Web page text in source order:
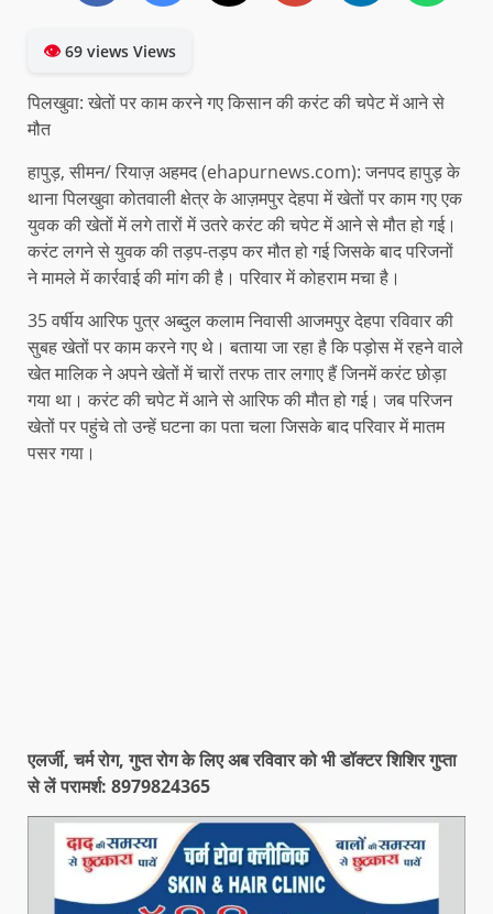
👁69 views Views
पिलखुवा: खेतों पर काम करने गए किसान की करंट की चपेट में आने से
मौत
हापुड़, सीमन/ रियाज़ अहमद (ehapurnews.com): जनपद हापुड़ के
थाना पिलखुवा कोतवाली क्षेत्र के आज़मपुर देहपा में खेतों पर काम गए एक
युवक की खेतों में लगे तारों में उतरे करंट की चपेट में आने से मौत हो गई।
करंट लगने से युवक की तड़प-तड़प कर मौत हो गई जिसके बाद परिजनों
ने मामले में कार्रवाई की मांग की है। परिवार में कोहराम मचा है।
35 वर्षीय आरिफ पुत्र अब्दुल कलाम निवासी आजमपुर देहपा रविवार की
सुबह खेतों पर काम करने गए थे। बताया जा रहा है कि पड़ोस में रहने वाले
खेत मालिक ने अपने खेतों में चारों तरफ तार लगाए हैं जिनमें करंट छोड़ा
गया था। करंट की चपेट में आने से आरिफ की मौत हो गई। जब परिजन
खेतों पर पहुंचे तो उन्हें घटना का पता चला जिसके बाद परिवार में मातम
पसर गया।
एलर्जी, चर्म रोग, गुप्त रोग के लिए अब रविवार को भी डॉक्टर शिशिर गुप्ता
से लें परामर्श: 8979824365